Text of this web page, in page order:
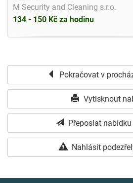
M Security and Cleaning s.r.o.
134 - 150 Kč za hodinu
Pokračovat v
Vytisknout
Přeposlat
Nahlásit